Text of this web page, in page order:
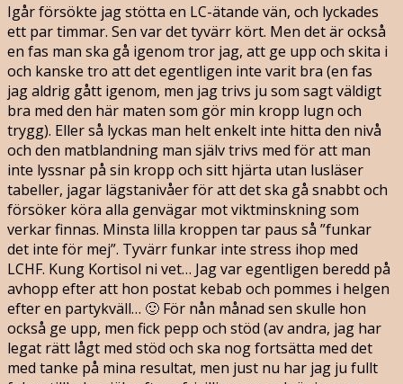
Igår försökte jag stötta en LC-ätande vän, och lyckades
ett par timmar. Sen var det tyvärr kört. Men det är också
en fas man ska gå igenom tror jag, att ge upp och skita i
och kanske tro att det egentligen inte varit bra (en fas
jag aldrig gått igenom, men jag trivs ju som sagt väldigt
bra med den här maten som gör min kropp lugn och
trygg). Eller så lyckas man helt enkelt inte hitta den nivå
och den matblandning man själv trivs med för att man
inte lyssnar på sin kropp och sitt hjärta utan lusläser
tabeller, jagar lägstanivåer för att det ska gå snabbt och
försöker köra alla genvägar mot viktminskning som
verkar finnas. Minsta lilla kroppen tar paus så ”funkar
det inte för mej”. Tyvärr funkar inte stress ihop med
LCHF. Kung Kortisol ni vet… Jag var egentligen beredd på
avhopp efter att hon postat kebab och pommes i helgen
efter en partykväll… 🙂 För nån månad sen skulle hon
också ge upp, men fick pepp och stöd (av andra, jag har
legat rätt lågt med stöd och ska nog fortsätta med det
med tanke på mina resultat, men just nu har jag ju fullt